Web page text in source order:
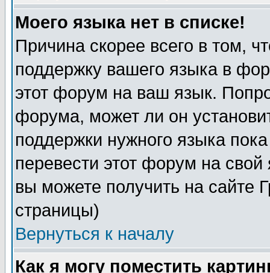
Моего языка нет в списке!
Причина скорее всего в том,
поддержку вашего языка в
этот форум на ваш язык.
форума, может ли он
поддержки нужного языка
перевести этот форум на
вы можете получить на сайте
страницы)
Вернуться к началу
Как я могу поместить